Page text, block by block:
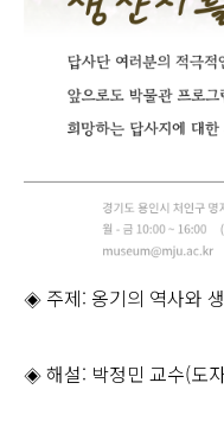
◈ 주제: 옹기의 역사와
◈ 해설: 박정민 교수(도